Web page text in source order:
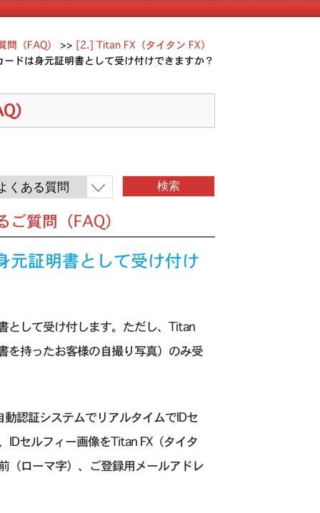
（FAQ） >> [2.] Titan FX（タイタン FX）
ドは身元証明書として受け付けできますか？
）
質問（FAQ）
証明書として受け付け
として受け付します。ただし、Titan
を持ったお客様の自撮り写真）のみ受
認証システムでリアルタイムでIDセ
セルフィー画像をTitan FX（タイタ
（ローマ字）、ご登録用メールアドレ